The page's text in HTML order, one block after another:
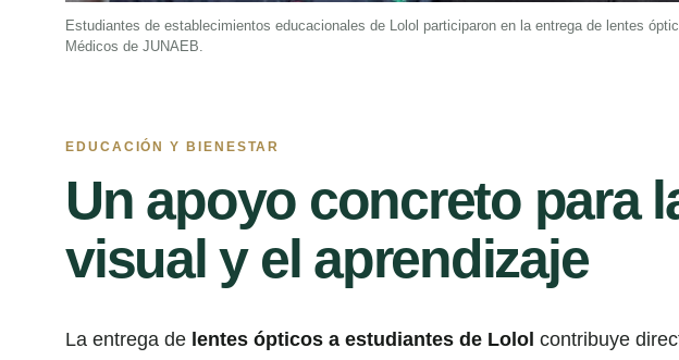
Estudiantes de establecimientos educacionales de Lolol participaron en la entrega de lentes
Médicos de JUNAEB.
EDUCACIÓN Y BIENESTAR
Un apoyo concreto para
visual y el aprendizaje
La entrega de lentes ópticos a estudiantes de Lolol contribuye